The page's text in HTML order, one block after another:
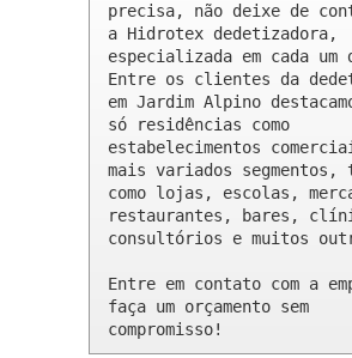
precisa, não deixe de
a Hidrotex dedetizadora,
especializada em cada um
Entre os clientes da
em Jardim Alpino
só residências como
estabelecimentos
mais variados segmentos,
como lojas, escolas,
restaurantes, bares,
consultórios e muitos
Entre em contato com a
faça um orçamento sem
compromisso!